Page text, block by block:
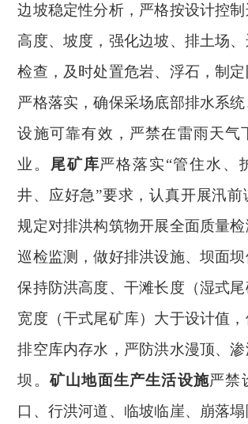
边坡稳定性分析，严格按设计控
高度、坡度，强化边坡、排土场
检查，及时处置危岩、浮石，制
严格落实，确保采场底部排水系
设施可靠有效，严禁在雷雨天气
业。 尾矿库严格落实“管住水、
井、应好急”要求，认真开展汛
规定对排洪构筑物开展全面质量
巡检监测，做好排洪设施、坝面坝
保持防洪高度、干滩长度（湿式
宽度（干式尾矿库）大于设计值
排空库内存水，严防洪水漫顶、
坝。矿山地面生产生活设施严禁
口、行洪河道、临坡临崖、崩落